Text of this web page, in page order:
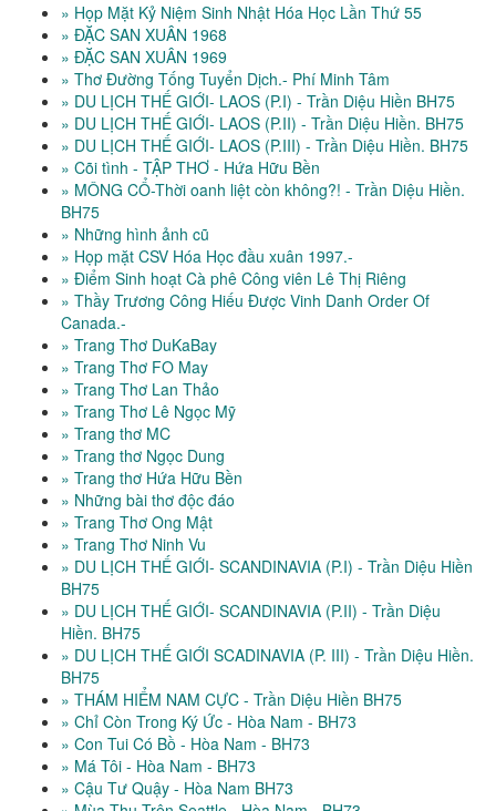
» Họp Mặt Kỷ Niệm Sinh Nhật Hóa Học Lần Thứ 55
» ĐẶC SAN XUÂN 1968
» ĐẶC SAN XUÂN 1969
» Thơ Đường Tống Tuyển Dịch.- Phí Minh Tâm
» DU LỊCH THẾ GIỚI- LAOS (P.I) - Trần Diệu Hiền BH75
» DU LỊCH THẾ GIỚI- LAOS (P.II) - Trần Diệu Hiền. BH75
» DU LỊCH THẾ GIỚI- LAOS (P.III) - Trần Diệu Hiền. BH75
» Cõi tình - TẬP THƠ - Hứa Hữu Bền
» MÔNG CỔ-Thời oanh liệt còn không?! - Trần Diệu Hiền.
BH75
» Những hình ảnh cũ
» Họp mặt CSV Hóa Học đầu xuân 1997.-
» Điểm Sinh hoạt Cà phê Công viên Lê Thị Riêng
» Thầy Trương Công Hiếu Được Vinh Danh Order Of
Canada.-
» Trang Thơ DuKaBay
» Trang Thơ FO May
» Trang Thơ Lan Thảo
» Trang Thơ Lê Ngọc Mỹ
» Trang thơ MC
» Trang thơ Ngọc Dung
» Trang thơ Hứa Hữu Bền
» Những bài thơ độc đáo
» Trang Thơ Ong Mật
» Trang Thơ Ninh Vu
» DU LỊCH THẾ GIỚI- SCANDINAVIA (P.I) - Trần Diệu Hiền
BH75
» DU LỊCH THẾ GIỚI- SCANDINAVIA (P.II) - Trần Diệu
Hiền. BH75
» DU LỊCH THẾ GIỚI SCADINAVIA (P. III) - Trần Diệu Hiền.
BH75
» THÁM HIỂM NAM CỰC - Trần Diệu Hiền BH75
» Chỉ Còn Trong Ký Ức - Hòa Nam - BH73
» Con Tui Có Bồ - Hòa Nam - BH73
» Má Tôi - Hòa Nam - BH73
» Cậu Tư Quậy - Hòa Nam BH73